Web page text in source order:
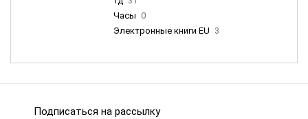
Часы 0
Электронные книги EU 3
Подписаться на рассылку